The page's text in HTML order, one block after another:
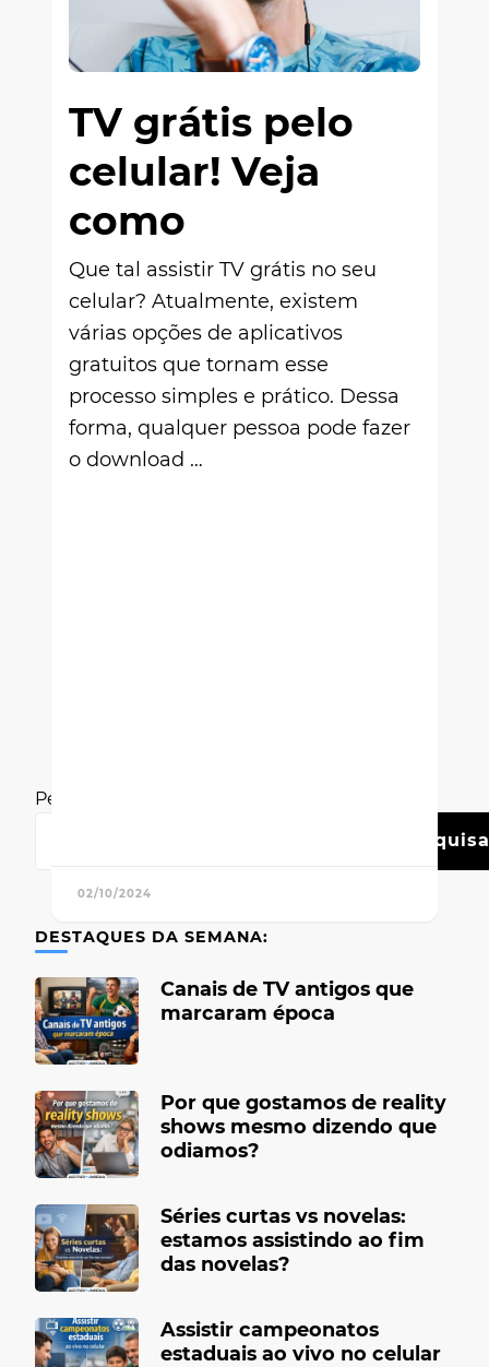
TV grátis pelo
celular! Veja
como
Que tal assistir TV grátis no seu
celular? Atualmente, existem
várias opções de aplicativos
gratuitos que tornam esse
processo simples e prático. Dessa
forma, qualquer pessoa pode fazer
o download …
02/10/2024
Pesquisar
DESTAQUES DA SEMANA:
Canais de TV antigos que
marcaram época
Por que gostamos de reality
shows mesmo dizendo que
odiamos?
Séries curtas vs novelas:
estamos assistindo ao fim
das novelas?
Assistir campeonatos
estaduais ao vivo no celular